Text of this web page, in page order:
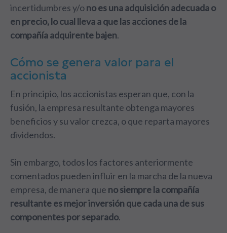
incertidumbres y/ono es una adquisición adecuada o
en precio, lo cual lleva a que las acciones de la
compañía adquirente bajen.
Cómo se genera valor para el
accionista
En principio, los accionistas esperan que, con la
fusión, la empresa resultante obtenga mayores
beneficios y su valor crezca, o que reparta mayores
dividendos.
Sin embargo, todos los factores anteriormente
comentados pueden influir en la marcha de la nueva
empresa, de manera que no siempre la compañía
resultante es mejor inversión que cada una de sus
componentes por separado.